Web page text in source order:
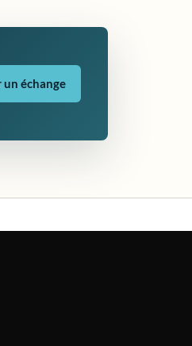
un échange